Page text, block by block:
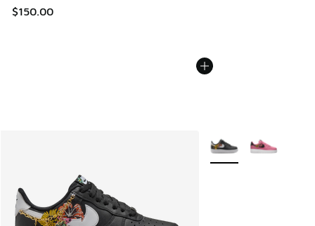
$150.00
Plus de couleurs